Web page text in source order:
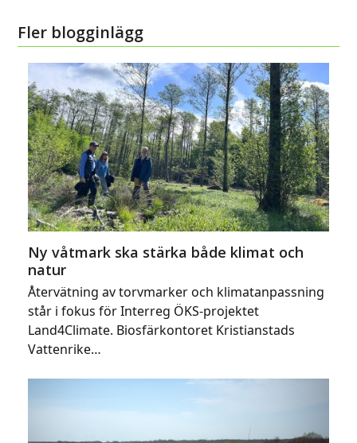
Fler blogginlägg
Ny våtmark ska stärka både klimat och
natur
Återvätning av torvmarker och klimatanpassning
står i fokus för Interreg ÖKS-projektet
Land4Climate. Biosfärkontoret Kristianstads
Vattenrike…